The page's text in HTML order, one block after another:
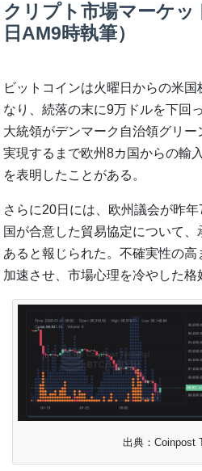
クリプト市場マーケ
日AM9時執筆）
ビットコインは火曜日からの米
なり、続落の末に9万ドルを下回
大統領がデンマーク自治領グリー
実現するまで欧州8カ国からの輸
を表明したことがある。
さらに20日には、欧州議会が昨
国が合意した貿易協定について
あると報じられた。不確実性の
加速させ、市場心理を冷やした格
出典：Coinpost